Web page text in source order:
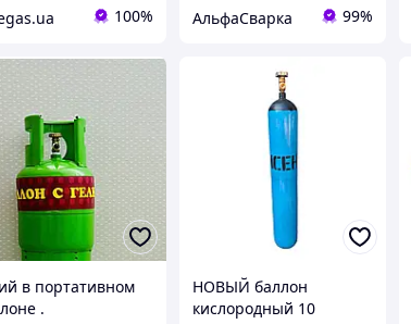
100% АльфаСварка 99%
в портативном
.
НОВЫЙ баллон
кислородный 10